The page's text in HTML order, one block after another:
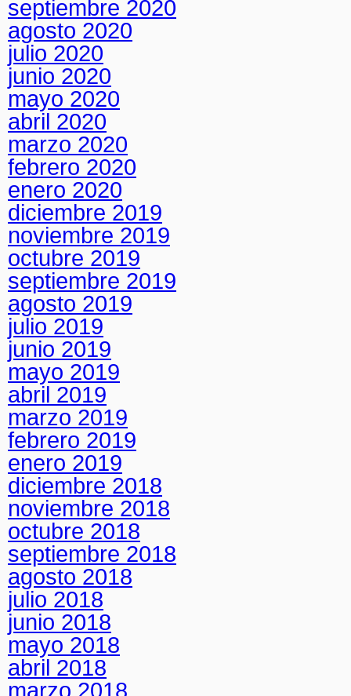
septiembre 2020
agosto 2020
julio 2020
junio 2020
mayo 2020
abril 2020
marzo 2020
febrero 2020
enero 2020
diciembre 2019
noviembre 2019
octubre 2019
septiembre 2019
agosto 2019
julio 2019
junio 2019
mayo 2019
abril 2019
marzo 2019
febrero 2019
enero 2019
diciembre 2018
noviembre 2018
octubre 2018
septiembre 2018
agosto 2018
julio 2018
junio 2018
mayo 2018
abril 2018
marzo 2018